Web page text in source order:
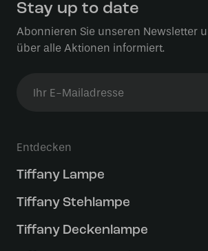
Stay up to date
Abonnieren Sie unseren Newsletter
über alle Aktionen informiert.
Entdecken
Tiffany Lampe
Tiffany Stehlampe
Tiffany Deckenlampe